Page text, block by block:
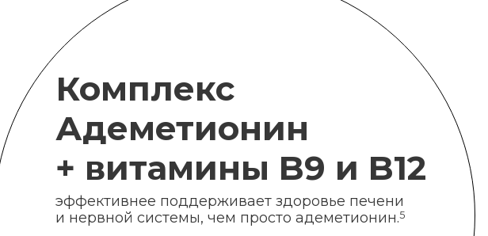
Комплекс
Адеметионин
+ витамины B9 и B12
эффективнее поддерживает здоровье печени
и нервной системы, чем просто адеметионин.5